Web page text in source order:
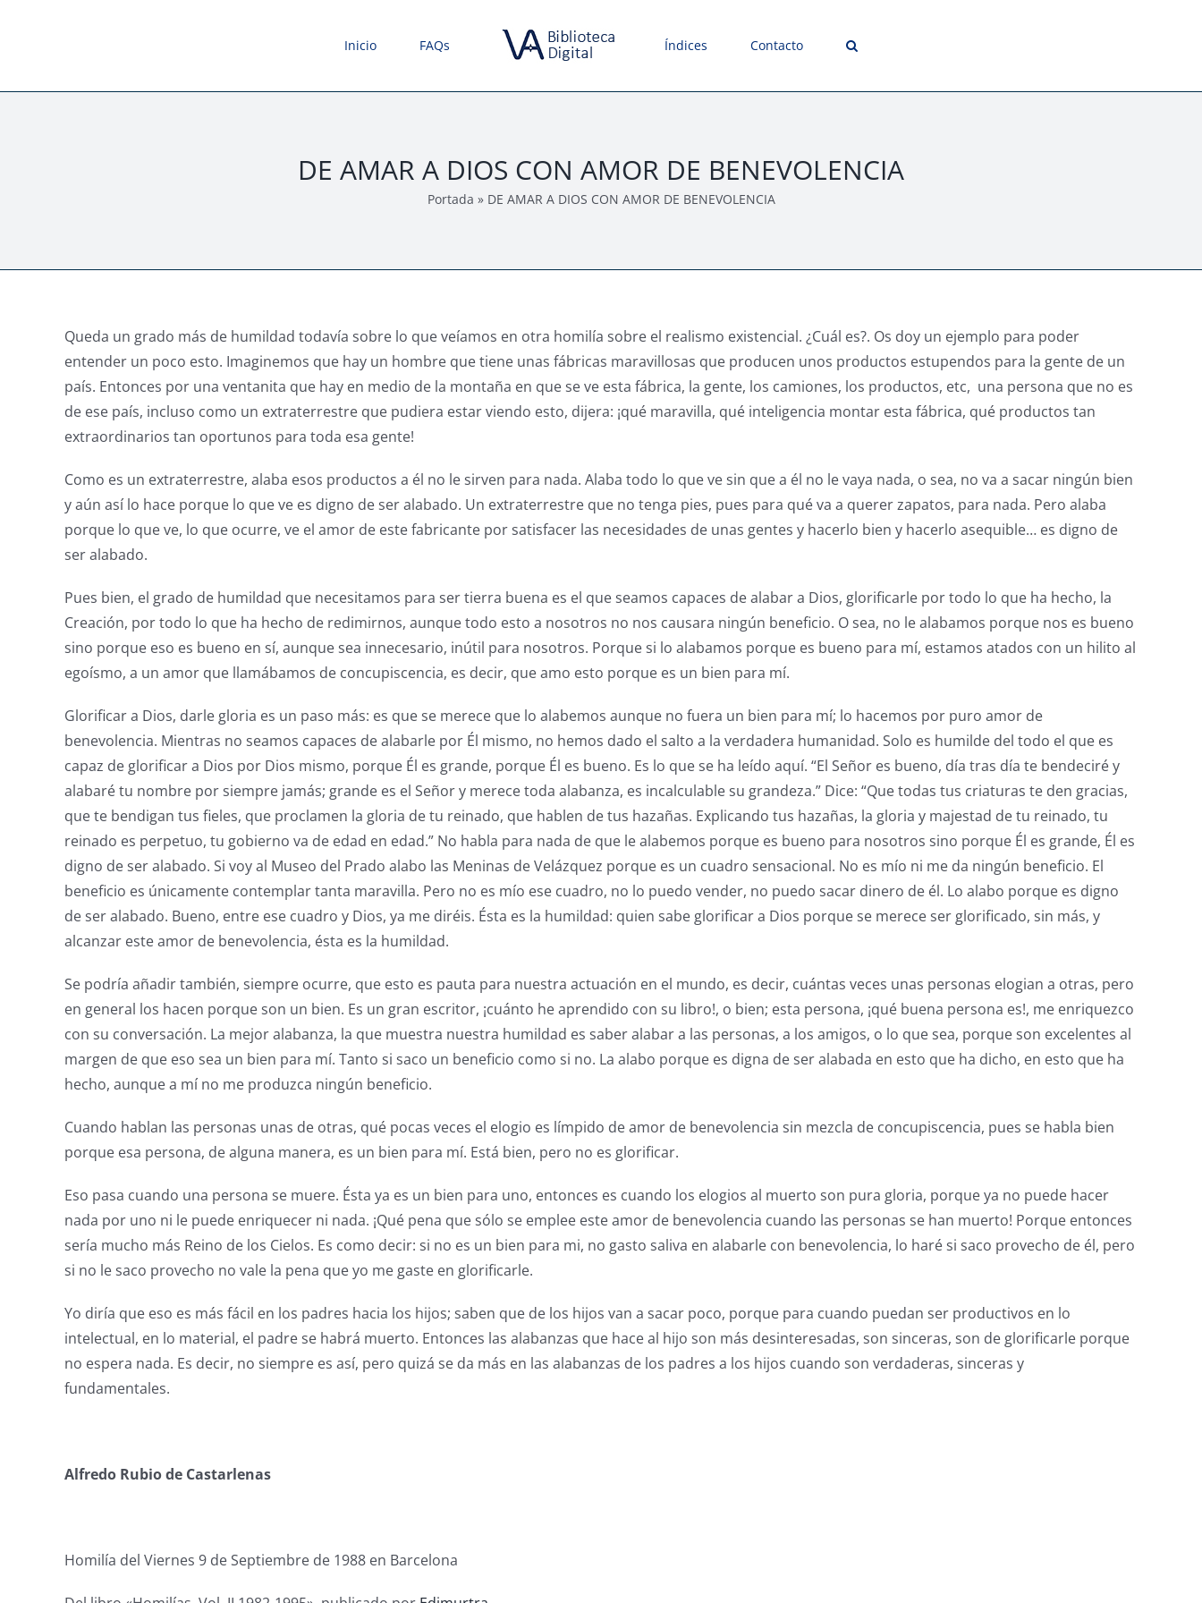
Inicio FAQs Índices Contacto
DE AMAR A DIOS CON AMOR DE BENEVOLENCIA
Portada » DE AMAR A DIOS CON AMOR DE BENEVOLENCIA
Queda un grado más de humildad todavía sobre lo que veíamos en otra homilía sobre el realismo existencial. ¿Cuál es?. Os doy un ejemplo para poder
entender un poco esto. Imaginemos que hay un hombre que tiene unas fábricas maravillosas que producen unos productos estupendos para la gente de un
país. Entonces por una ventanita que hay en medio de la montaña en que se ve esta fábrica, la gente, los camiones, los productos, etc, una persona que no es
de ese país, incluso como un extraterrestre que pudiera estar viendo esto, dijera: ¡qué maravilla, qué inteligencia montar esta fábrica, qué productos tan
extraordinarios tan oportunos para toda esa gente!
Como es un extraterrestre, alaba esos productos a él no le sirven para nada. Alaba todo lo que ve sin que a él no le vaya nada, o sea, no va a sacar ningún bien
y aún así lo hace porque lo que ve es digno de ser alabado. Un extraterrestre que no tenga pies, pues para qué va a querer zapatos, para nada. Pero alaba
porque lo que ve, lo que ocurre, ve el amor de este fabricante por satisfacer las necesidades de unas gentes y hacerlo bien y hacerlo asequible… es digno de
ser alabado.
Pues bien, el grado de humildad que necesitamos para ser tierra buena es el que seamos capaces de alabar a Dios, glorificarle por todo lo que ha hecho, la
Creación, por todo lo que ha hecho de redimirnos, aunque todo esto a nosotros no nos causara ningún beneficio. O sea, no le alabamos porque nos es bueno
sino porque eso es bueno en sí, aunque sea innecesario, inútil para nosotros. Porque si lo alabamos porque es bueno para mí, estamos atados con un hilito al
egoísmo, a un amor que llamábamos de concupiscencia, es decir, que amo esto porque es un bien para mí.
Glorificar a Dios, darle gloria es un paso más: es que se merece que lo alabemos aunque no fuera un bien para mí; lo hacemos por puro amor de
benevolencia. Mientras no seamos capaces de alabarle por Él mismo, no hemos dado el salto a la verdadera humanidad. Solo es humilde del todo el que es
capaz de glorificar a Dios por Dios mismo, porque Él es grande, porque Él es bueno. Es lo que se ha leído aquí. “El Señor es bueno, día tras día te bendeciré y
alabaré tu nombre por siempre jamás; grande es el Señor y merece toda alabanza, es incalculable su grandeza.” Dice: “Que todas tus criaturas te den gracias,
que te bendigan tus fieles, que proclamen la gloria de tu reinado, que hablen de tus hazañas. Explicando tus hazañas, la gloria y majestad de tu reinado, tu
reinado es perpetuo, tu gobierno va de edad en edad.” No habla para nada de que le alabemos porque es bueno para nosotros sino porque Él es grande, Él es
digno de ser alabado. Si voy al Museo del Prado alabo las Meninas de Velázquez porque es un cuadro sensacional. No es mío ni me da ningún beneficio. El
beneficio es únicamente contemplar tanta maravilla. Pero no es mío ese cuadro, no lo puedo vender, no puedo sacar dinero de él. Lo alabo porque es digno
de ser alabado. Bueno, entre ese cuadro y Dios, ya me diréis. Ésta es la humildad: quien sabe glorificar a Dios porque se merece ser glorificado, sin más, y
alcanzar este amor de benevolencia, ésta es la humildad.
Se podría añadir también, siempre ocurre, que esto es pauta para nuestra actuación en el mundo, es decir, cuántas veces unas personas elogian a otras, pero
en general los hacen porque son un bien. Es un gran escritor, ¡cuánto he aprendido con su libro!, o bien; esta persona, ¡qué buena persona es!, me enriquezco
con su conversación. La mejor alabanza, la que muestra nuestra humildad es saber alabar a las personas, a los amigos, o lo que sea, porque son excelentes al
margen de que eso sea un bien para mí. Tanto si saco un beneficio como si no. La alabo porque es digna de ser alabada en esto que ha dicho, en esto que ha
hecho, aunque a mí no me produzca ningún beneficio.
Cuando hablan las personas unas de otras, qué pocas veces el elogio es límpido de amor de benevolencia sin mezcla de concupiscencia, pues se habla bien
porque esa persona, de alguna manera, es un bien para mí. Está bien, pero no es glorificar.
Eso pasa cuando una persona se muere. Ésta ya es un bien para uno, entonces es cuando los elogios al muerto son pura gloria, porque ya no puede hacer
nada por uno ni le puede enriquecer ni nada. ¡Qué pena que sólo se emplee este amor de benevolencia cuando las personas se han muerto! Porque entonces
sería mucho más Reino de los Cielos. Es como decir: si no es un bien para mi, no gasto saliva en alabarle con benevolencia, lo haré si saco provecho de él, pero
si no le saco provecho no vale la pena que yo me gaste en glorificarle.
Yo diría que eso es más fácil en los padres hacia los hijos; saben que de los hijos van a sacar poco, porque para cuando puedan ser productivos en lo
intelectual, en lo material, el padre se habrá muerto. Entonces las alabanzas que hace al hijo son más desinteresadas, son sinceras, son de glorificarle porque
no espera nada. Es decir, no siempre es así, pero quizá se da más en las alabanzas de los padres a los hijos cuando son verdaderas, sinceras y
fundamentales.
Alfredo Rubio de Castarlenas
Homilía del Viernes 9 de Septiembre de 1988 en Barcelona